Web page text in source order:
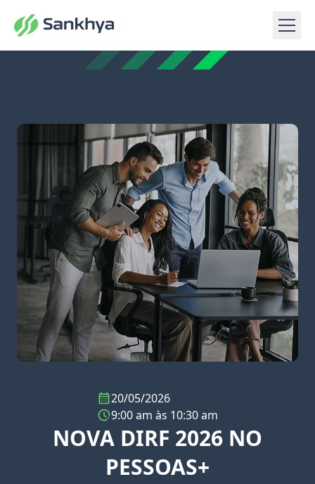
20/05/2026
9:00 am às 10:30 am
NOVA DIRF 2026 NO
PESSOAS+